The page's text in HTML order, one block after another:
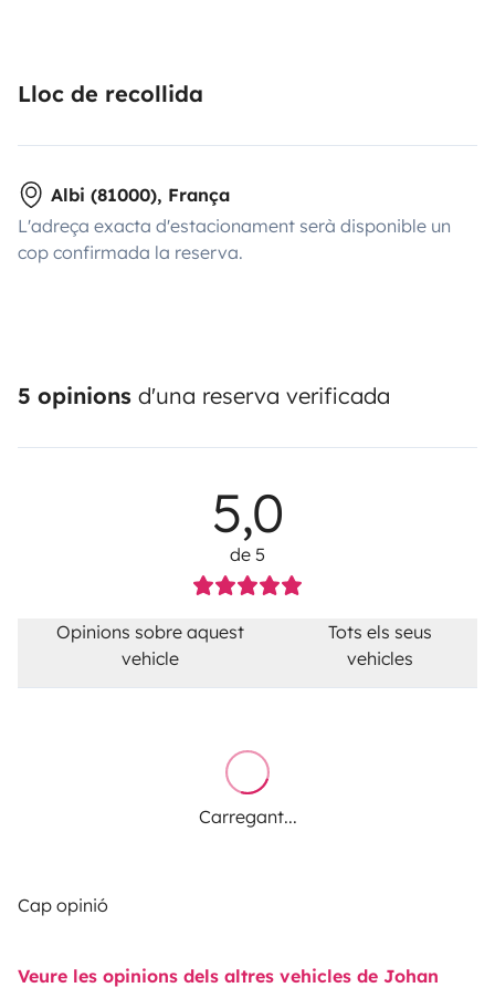
Lloc de recollida
Albi (81000), França
L'adreça exacta d'estacionament serà disponible un
cop confirmada la reserva.
5 opinions d'una reserva verificada
5,0
de 5
Opinions sobre aquest
vehicle
Tots els seus
vehicles
Carregant...
Cap opinió
Veure les opinions dels altres vehicles de Johan